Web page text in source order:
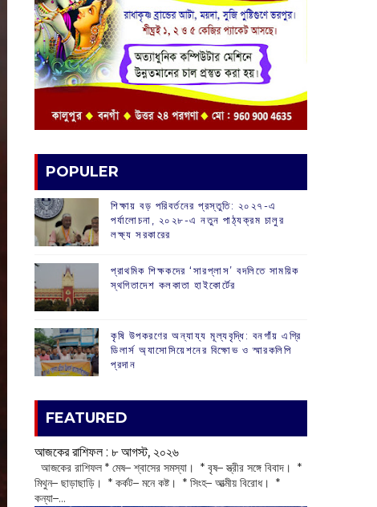
POPULER
শিক্ষায় বড় পরিবর্তনের প্রস্তুতি: ২০২৭-এ
পর্যালোচনা, ২০২৮-এ নতুন পাঠ্যক্রম চালুর
লক্ষ্য সরকারের
প্রাথমিক শিক্ষকদের ‘সারপ্লাস’ বদলিতে সাময়িক
স্থগিতাদেশ কলকাতা হাইকোর্টের
কৃষি উপকরণের অন্যায্য মূল্যবৃদ্ধি: বনগাঁয় এগ্রি
ডিলার্স অ্যাসোসিয়েশনের বিক্ষোভ ও স্মারকলিপি
প্রদান
FEATURED
আজকের রাশিফল :‌ ‌‌৮ আগস্ট, ২০২৬
‌ আজকের রাশিফল * মেষ– শ্বাসের সমস্যা। * বৃষ– স্ত্রীর সঙ্গে বিবাদ। *
মিথুন– ছাড়াছাড়ি। * কর্কট– মনে কষ্ট। * সিংহ– আত্মীয় বিরোধ। *
কন্যা–...